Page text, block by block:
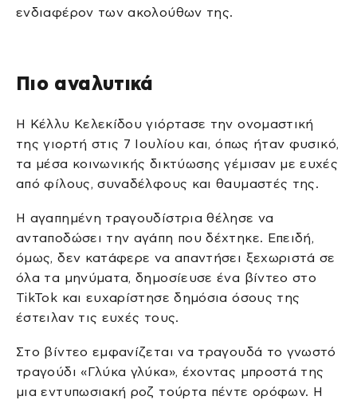
ενδιαφέρον των ακολούθων της.
Πιο αναλυτικά
Η Κέλλυ Κελεκίδου γιόρτασε την ονομαστική
της γιορτή στις 7 Ιουλίου και, όπως ήταν φυσικό,
τα μέσα κοινωνικής δικτύωσης γέμισαν με ευχές
από φίλους, συναδέλφους και θαυμαστές της.
Η αγαπημένη τραγουδίστρια θέλησε να
ανταποδώσει την αγάπη που δέχτηκε. Επειδή,
όμως, δεν κατάφερε να απαντήσει ξεχωριστά σε
όλα τα μηνύματα, δημοσίευσε ένα βίντεο στο
TikTok και ευχαρίστησε δημόσια όσους της
έστειλαν τις ευχές τους.
Στο βίντεο εμφανίζεται να τραγουδά το γνωστό
τραγούδι «Γλύκα γλύκα», έχοντας μπροστά της
μια εντυπωσιακή ροζ τούρτα πέντε ορόφων. Η